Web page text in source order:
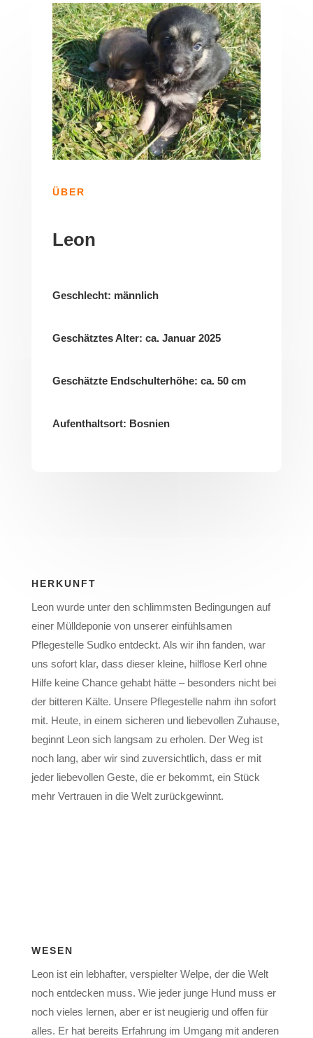
ÜBER
Leon
Geschlecht: männlich
Geschätztes Alter: ca. Januar 2025
Geschätzte Endschulterhöhe: ca. 50 cm
Aufenthaltsort: Bosnien
HERKUNFT
Leon wurde unter den schlimmsten Bedingungen auf
einer Mülldeponie von unserer einfühlsamen
Pflegestelle Sudko entdeckt. Als wir ihn fanden, war
uns sofort klar, dass dieser kleine, hilflose Kerl ohne
Hilfe keine Chance gehabt hätte – besonders nicht bei
der bitteren Kälte. Unsere Pflegestelle nahm ihn sofort
mit. Heute, in einem sicheren und liebevollen Zuhause,
beginnt Leon sich langsam zu erholen. Der Weg ist
noch lang, aber wir sind zuversichtlich, dass er mit
jeder liebevollen Geste, die er bekommt, ein Stück
mehr Vertrauen in die Welt zurückgewinnt.
WESEN
Leon ist ein lebhafter, verspielter Welpe, der die Welt
noch entdecken muss. Wie jeder junge Hund muss er
noch vieles lernen, aber er ist neugierig und offen für
alles. Er hat bereits Erfahrung im Umgang mit anderen